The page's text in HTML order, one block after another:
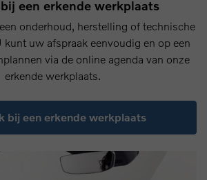
een erkende werkplaats
onderhoud, herstelling of technische
uw afspraak eenvoudig en op een
via de online agenda van onze
erkende werkplaats.
bij een erkende werkplaats